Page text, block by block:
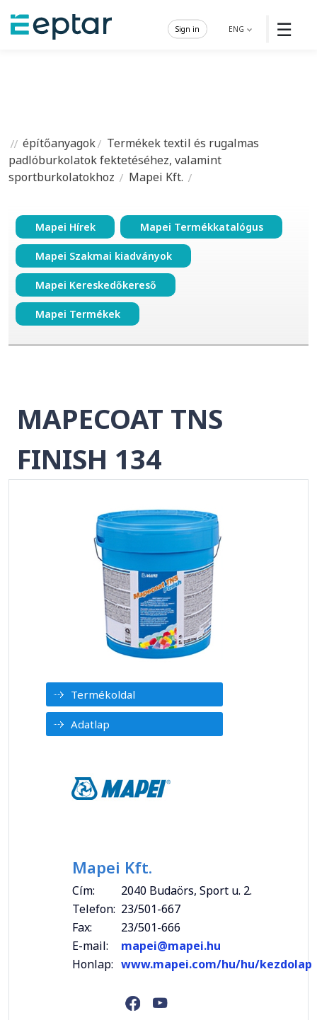
☰
ENG
Sign in
építőanyagok
Termékek textil és rugalmas
padlóburkolatok fektetéséhez, valamint
sportburkolatokhoz
Mapei Kft.
Mapei Hírek Mapei Termékkatalógus
Mapei Szakmai kiadványok
Mapei Kereskedőkereső
Mapei Termékek
MAPECOAT TNS
FINISH 134
Termékoldal
Adatlap
Mapei Kft.
Cím:
2040 Budaörs, Sport u. 2.
Telefon: 23/501-667
Fax:
23/501-666
E-mail:
mapei@mapei.hu
Honlap: www.mapei.com/hu/hu/kezdolap